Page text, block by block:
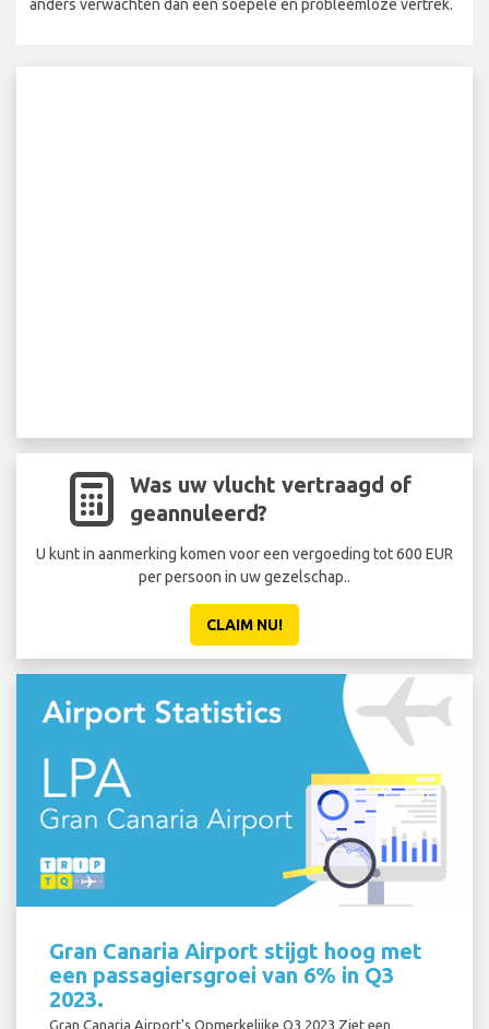
anders verwachten dan een soepele en probleemloze vertrek.
Was uw vlucht vertraagd of
geannuleerd?
U kunt in aanmerking komen voor een vergoeding tot 600 EUR
per persoon in uw gezelschap..
CLAIM NU!
Gran Canaria Airport stijgt hoog met
een passagiersgroei van 6% in Q3
2023.
Gran Canaria Airport's Opmerkelijke Q3 2023 Ziet een